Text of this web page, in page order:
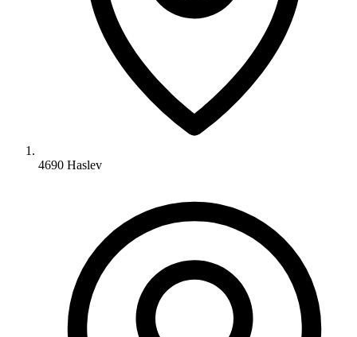
4690 Haslev